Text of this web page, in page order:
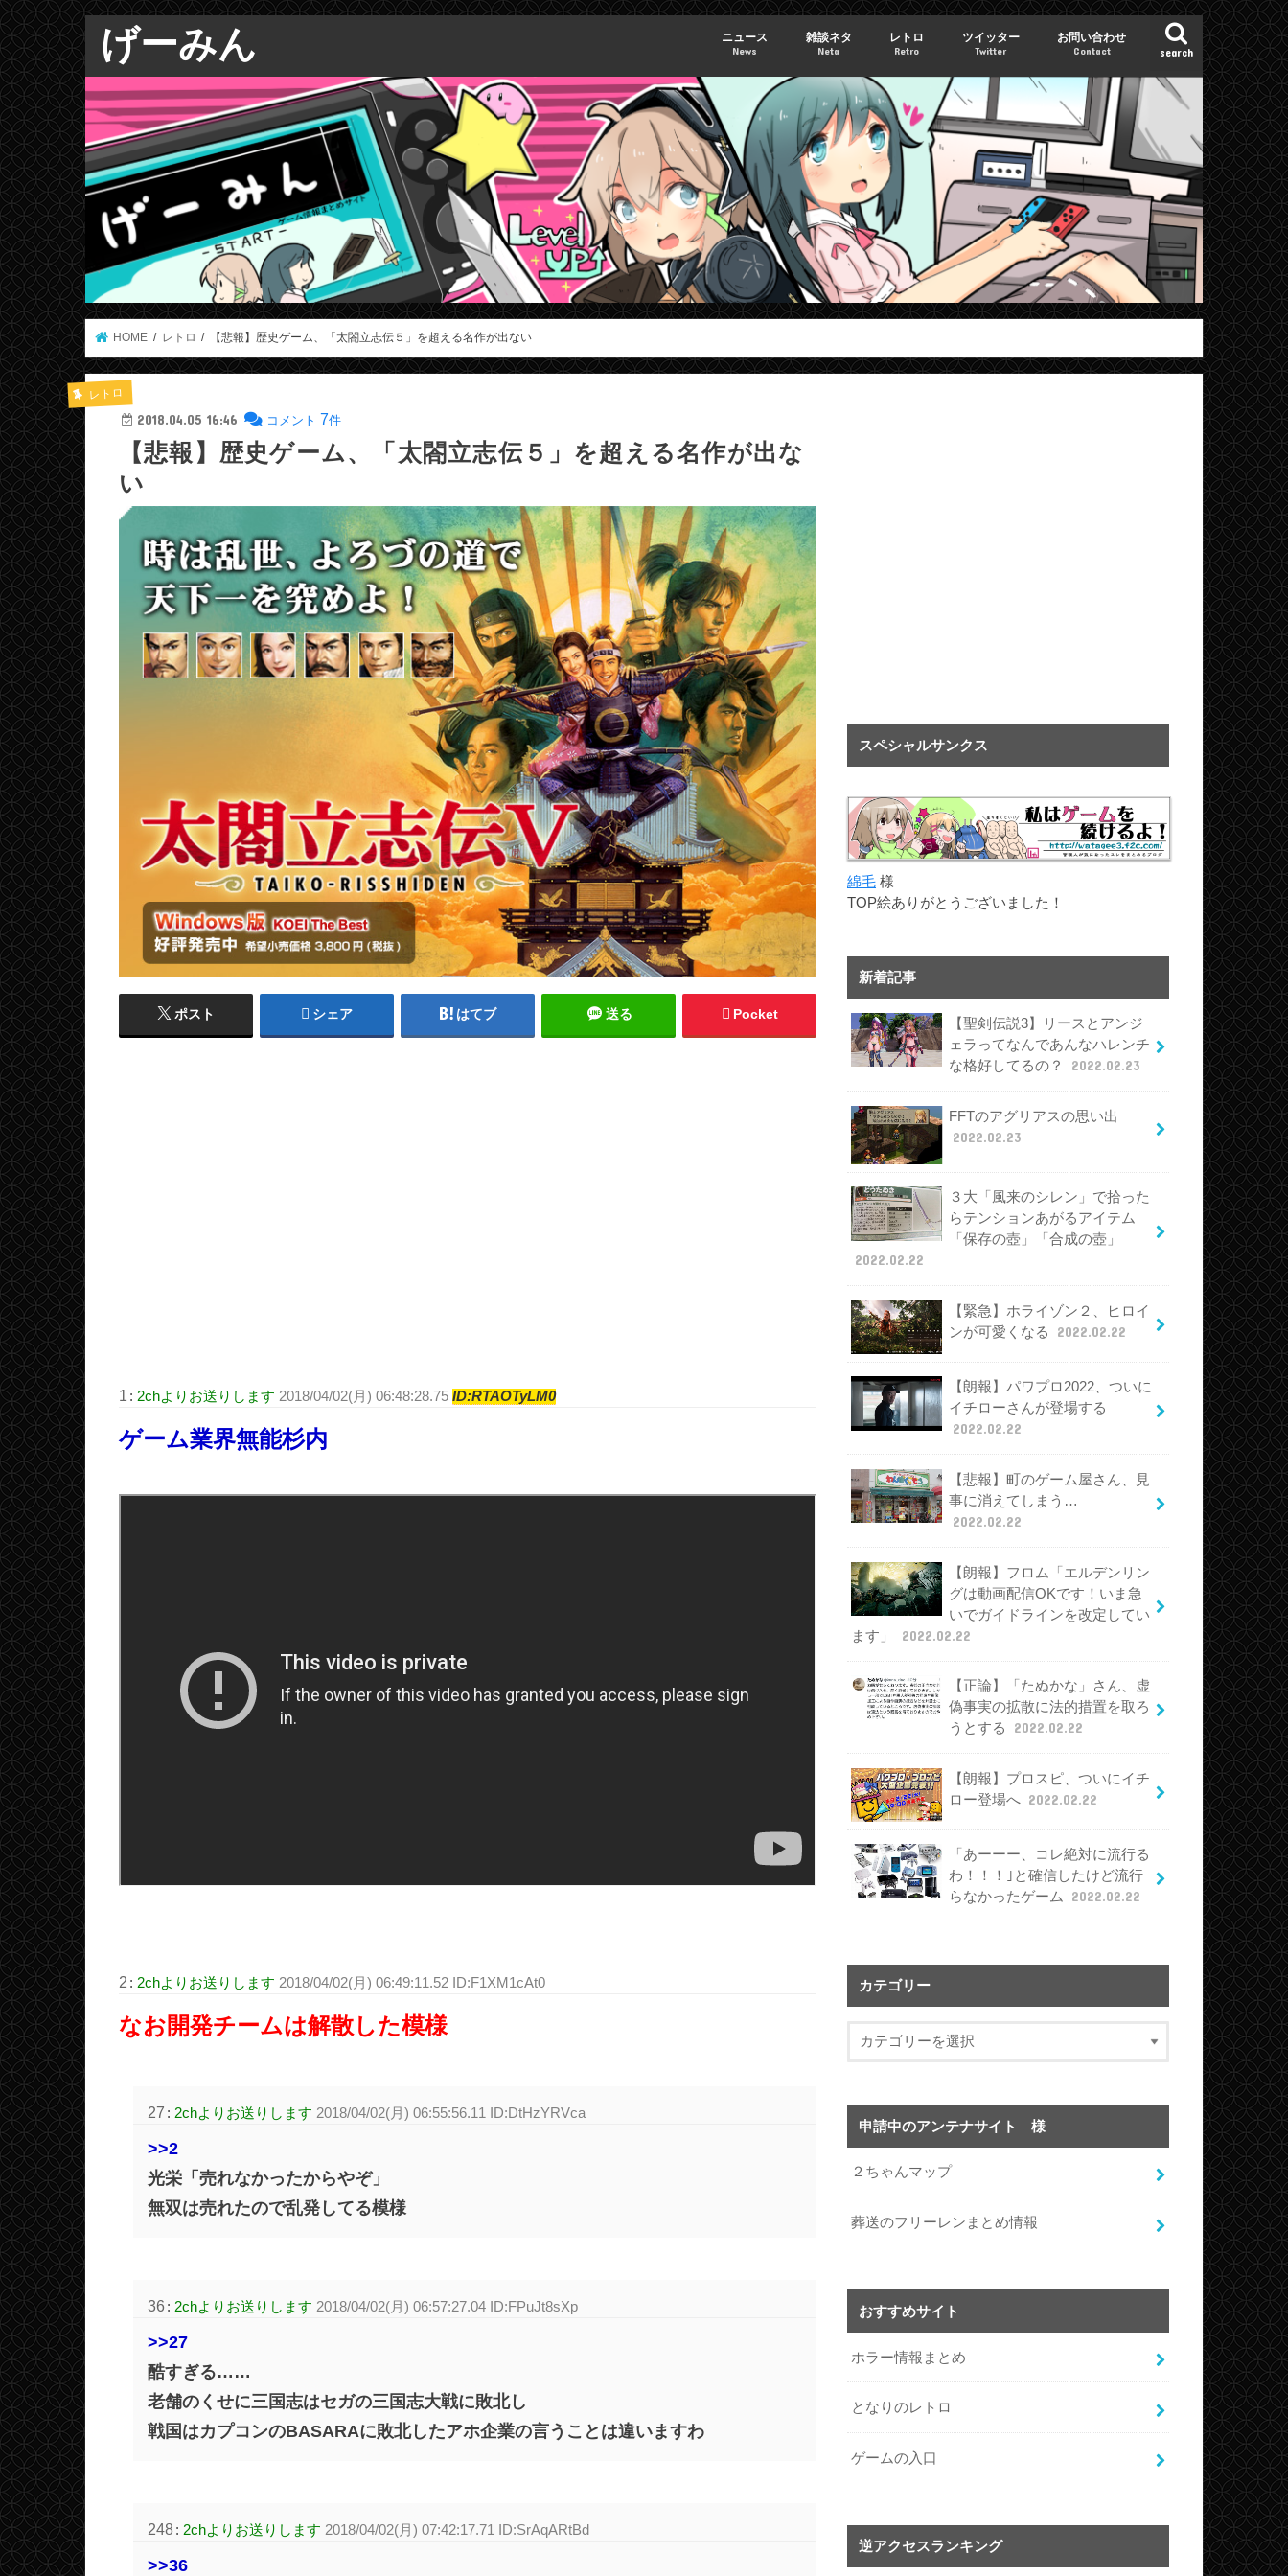
げーみん search
ニュース
News
雑談ネタ
Neta
レトロ
Retro
ツイッター
Twitter
お問い合わせ
Contact
HOME レトロ 【悲報】歴史ゲーム、「太閤立志伝５」を超える名作が出ない
レトロ
2018.04.05 16:46 コメント 7件
【悲報】歴史ゲーム、「太閤立志伝５」を超える名作が出な
い
ポスト シェア はてブ 送る Pocket
1 : 2chよりお送りします 2018/04/02(月) 06:48:28.75 ID:RTAOTyLM0
ゲーム業界無能杉内
2 : 2chよりお送りします 2018/04/02(月) 06:49:11.52 ID:F1XM1cAt0
なお開発チームは解散した模様
27 : 2chよりお送りします 2018/04/02(月) 06:55:56.11 ID:DtHzYRVca
>>2
光栄「売れなかったからやぞ」
無双は売れたので乱発してる模様
36 : 2chよりお送りします 2018/04/02(月) 06:57:27.04 ID:FPuJt8sXp
>>27
酷すぎる……
老舗のくせに三国志はセガの三国志大戦に敗北し
戦国はカプコンのBASARAに敗北したアホ企業の言うことは違いますわ
248: 2chよりお送りします 2018/04/02(月) 07:42:17.71 ID:SrAqARtBd
>>36
スペシャルサンクス
綿毛 様
TOP絵ありがとうございました！
新着記事
【聖剣伝説3】リースとアンジ
ェラってなんであんなハレンチ
な格好してるの？
2022.02.23
FFTのアグリアスの思い出
2022.02.23
３大「風来のシレン」で拾った
らテンションあがるアイテム
「保存の壺」「合成の壺」
2022.02.22
【緊急】ホライゾン２、ヒロイ
ンが可愛くなる
2022.02.22
【朗報】パワプロ2022、ついに
イチローさんが登場する
2022.02.22
【悲報】町のゲーム屋さん、見
事に消えてしまう…
2022.02.22
【朗報】フロム「エルデンリン
グは動画配信OKです！いま急
いでガイドラインを改定してい
ます」
2022.02.22
【正論】「たぬかな」さん、虚
偽事実の拡散に法的措置を取ろ
うとする
2022.02.22
【朗報】プロスピ、ついにイチ
ロー登場へ 2022.02.22
「あーーー、コレ絶対に流行る
わ！！！｣と確信したけど流行
らなかったゲーム
2022.02.22
カテゴリー
申請中のアンテナサイト 様
２ちゃんマップ
葬送のフリーレンまとめ情報
おすすめサイト
ホラー情報まとめ
となりのレトロ
ゲームの入口
逆アクセスランキング